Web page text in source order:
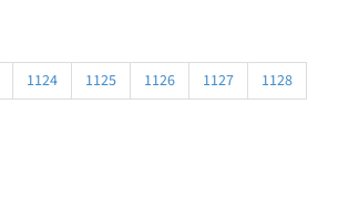
1124 1125 1126 1127
1128